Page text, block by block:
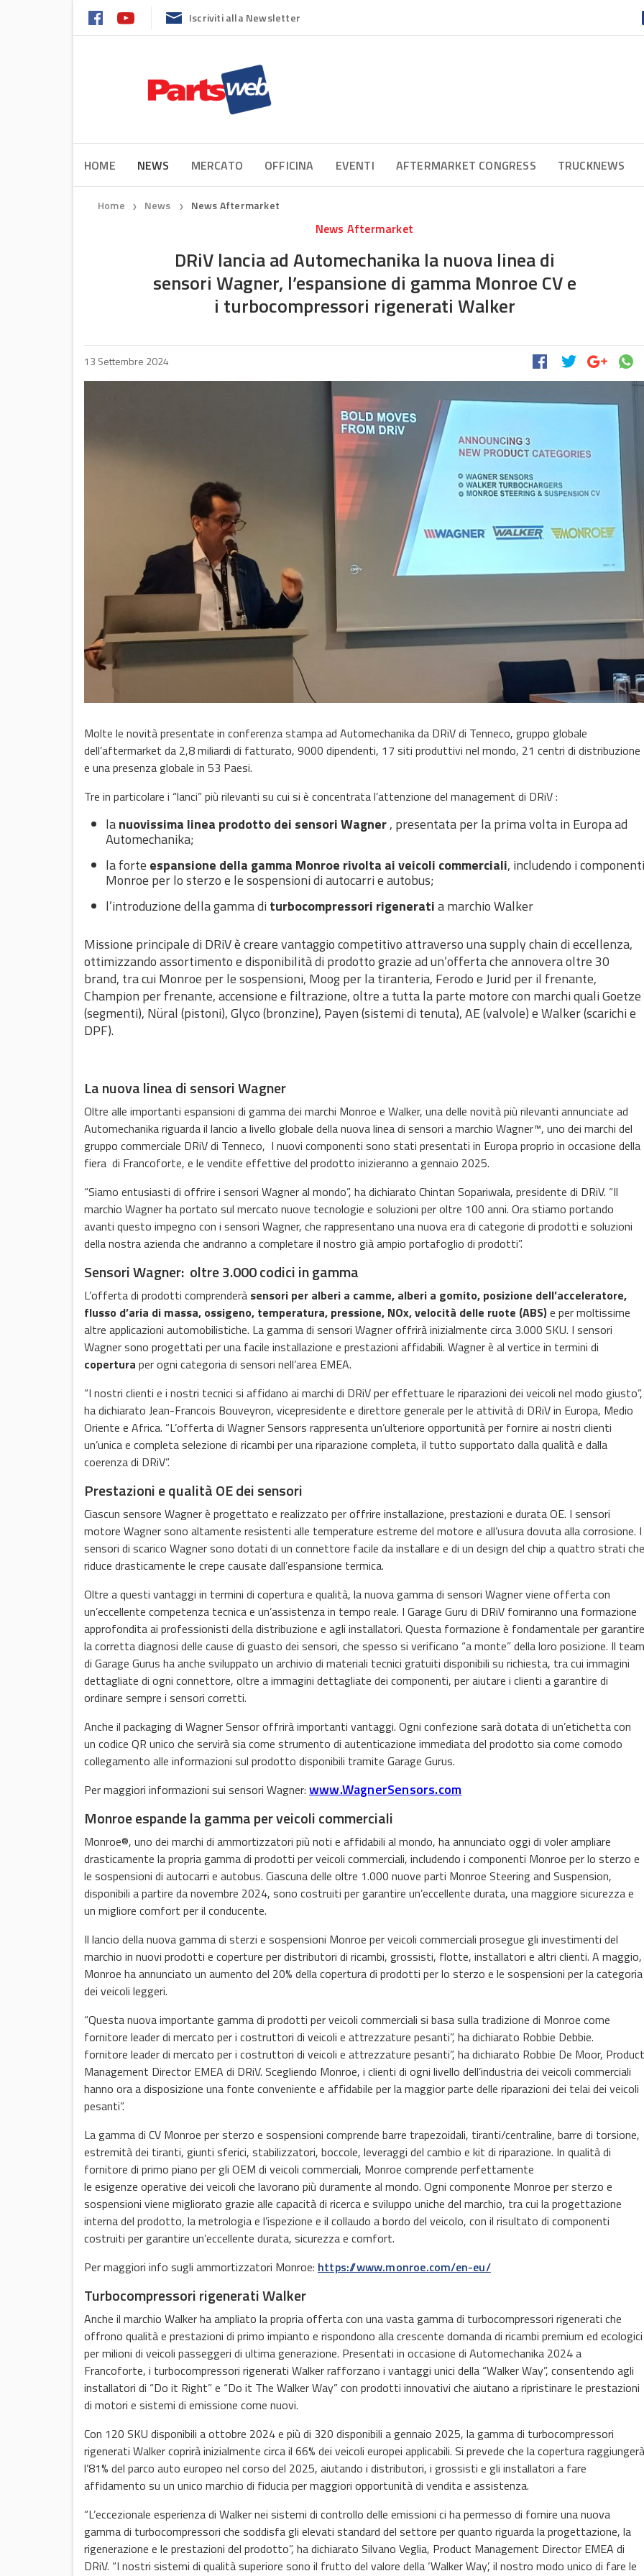
Iscriviti alla Newsletter
HOME NEWS MERCATO OFFICINA EVENTI AFTERMARKET CONGRESS TRUCKNEWS
Home ❯ News ❯ News Aftermarket
News Aftermarket
DRiV lancia ad Automechanika la nuova linea di
sensori Wagner, l’espansione di gamma Monroe CV e
i turbocompressori rigenerati Walker
13 Settembre 2024
Molte le novità presentate in conferenza stampa ad Automechanika da DRiV di Tenneco, gruppo globale
dell’aftermarket da 2,8 miliardi di fatturato, 9000 dipendenti, 17 siti produttivi nel mondo, 21 centri di distribuzione
e una presenza globale in 53 Paesi.
Tre in particolare i “lanci” più rilevanti su cui si è concentrata l’attenzione del management di DRiV :
lanuovissima linea prodotto dei sensori Wagner, presentata per la prima volta in Europa ad
Automechanika;
la forte espansione della gamma Monroe rivolta ai veicoli commerciali, includendo i componenti
Monroe per lo sterzo e le sospensioni di autocarri e autobus;
l’introduzione della gamma di turbocompressori rigeneratia marchio Walker
Missione principale di DRiV è creare vantaggio competitivo attraverso una supply chain dieccellenza,
ottimizzando assortimento e disponibilità di prodotto grazie ad un’offerta che annovera oltre 30
brand, tra cui Monroe per le sospensioni, Moog per la tiranteria, Ferodo e Jurid per il frenante,
Champion per frenante, accensione e filtrazione, oltre a tutta la parte motore con marchi quali Goetze
(segmenti), Nüral (pistoni), Glyco (bronzine), Payen (sistemi di tenuta), AE (valvole) e Walker (scarichi e
DPF).
La nuova linea di sensori Wagner
Oltre alle importanti espansioni di gamma dei marchi Monroe e Walker, una delle novità più rilevanti annunciate ad
Automechanika riguarda il lancio a livello globale della nuova linea di sensori a marchio Wagner™, uno dei marchi del
gruppo commerciale DRiV di Tenneco, I nuovi componenti sono stati presentati in Europa proprio in occasione della
fiera di Francoforte, e le vendite effettive del prodotto inizieranno a gennaio 2025.
“Siamo entusiasti di offrire i sensori Wagner al mondo”, ha dichiarato Chintan Sopariwala, presidente di DRiV. “Il
marchio Wagner ha portato sul mercato nuove tecnologie e soluzioni per oltre 100 anni. Ora stiamo portando
avanti questo impegno con i sensori Wagner, che rappresentano una nuova era di categorie di prodotti e soluzioni
della nostra azienda che andranno a completare il nostro già ampio portafoglio di prodotti”.
Sensori Wagner: oltre 3.000 codici in gamma
L’offerta di prodotti comprenderà sensori per alberi a camme, alberi a gomito, posizione dell’acceleratore,
flusso d’aria di massa, ossigeno, temperatura, pressione, NOx, velocità delle ruote (ABS)e per moltissime
altre applicazioni automobilistiche. La gamma di sensori Wagner offrirà inizialmente circa 3.000 SKU. I sensori
Wagner sono progettati per una facile installazione e prestazioni affidabili. Wagner è al vertice in termini di
copertura per ogni categoria di sensori nell’area EMEA.
“I nostri clienti e i nostri tecnici si affidano ai marchi di DRiV per effettuare le riparazioni dei veicoli nel modo giusto”,
ha dichiarato Jean-Francois Bouveyron, vicepresidente e direttore generale per le attività di DRiV in Europa, Medio
Oriente e Africa. “L’offerta di Wagner Sensors rappresenta un’ulteriore opportunità per fornire ai nostri clienti
un’unica e completa selezione di ricambi per una riparazione completa, il tutto supportato dalla qualità e dalla
coerenza di DRiV”.
Prestazioni e qualità OE dei sensori
Ciascun sensore Wagner è progettato e realizzato per offrire installazione, prestazioni e durata OE. I sensori
motore Wagner sono altamente resistenti alle temperature estreme del motore e all’usura dovuta alla corrosione. I
sensori di scarico Wagner sono dotati di un connettore facile da installare e di un design del chip a quattro strati che
riduce drasticamente le crepe causate dall’espansione termica.
Oltre a questi vantaggi in termini di copertura e qualità, la nuova gamma di sensori Wagner viene offerta con
un’eccellente competenza tecnica e un’assistenza in tempo reale. I Garage Guru di DRiV forniranno una formazione
approfondita ai professionisti della distribuzione e agli installatori. Questa formazione è fondamentale per garantire
la corretta diagnosi delle cause di guasto dei sensori, che spesso si verificano “a monte” della loro posizione. Il team
di Garage Gurus ha anche sviluppato un archivio di materiali tecnici gratuiti disponibili su richiesta, tra cui immagini
dettagliate di ogni connettore, oltre a immagini dettagliate dei componenti, per aiutare i clienti a garantire di
ordinare sempre i sensori corretti.
Anche il packaging di Wagner Sensor offrirà importanti vantaggi. Ogni confezione sarà dotata di un’etichetta con
un codice QR unico che servirà sia come strumento di autenticazione immediata del prodotto sia come comodo
collegamento alle informazioni sul prodotto disponibili tramite Garage Gurus.
Per maggiori informazioni sui sensori Wagner: www.WagnerSensors.com
Monroe espande la gamma per veicoli commerciali
Monroe®, uno dei marchi di ammortizzatori più noti e affidabili al mondo, ha annunciato oggi di voler ampliare
drasticamente la propria gamma di prodotti per veicoli commerciali, includendo i componenti Monroe per lo sterzo e
le sospensioni di autocarri e autobus. Ciascuna delle oltre 1.000 nuove parti Monroe Steering and Suspension,
disponibili a partire da novembre 2024, sono costruiti per garantire un’eccellente durata, una maggiore sicurezza e
un migliore comfort per il conducente.
Il lancio della nuova gamma di sterzi e sospensioni Monroe per veicoli commerciali prosegue gli investimenti del
marchio in nuovi prodotti e coperture per distributori di ricambi, grossisti, flotte, installatori e altri clienti. A maggio,
Monroe ha annunciato un aumento del 20% della copertura di prodotti per lo sterzo e le sospensioni per la categoria
dei veicoli leggeri.
“Questa nuova importante gamma di prodotti per veicoli commerciali si basa sulla tradizione di Monroe come
fornitore leader di mercato per i costruttori di veicoli e attrezzature pesanti”, ha dichiarato Robbie Debbie.
fornitore leader di mercato per i costruttori di veicoli e attrezzature pesanti”, ha dichiarato Robbie De Moor, Product
Management Director EMEA di DRiV. Scegliendo Monroe, i clienti di ogni livello dell’industria dei veicoli commerciali
hanno ora a disposizione una fonte conveniente e affidabile per la maggior parte delle riparazioni dei telai dei veicoli
pesanti”.
La gamma di CV Monroe per sterzo e sospensioni comprende barre trapezoidali, tiranti/centraline, barre di torsione,
estremità dei tiranti, giunti sferici, stabilizzatori, boccole, leveraggi del cambio e kit di riparazione. In qualità di
fornitore di primo piano per gli OEM di veicoli commerciali, Monroe comprende perfettamente
le esigenze operative dei veicoli che lavorano più duramente al mondo. Ogni componente Monroe per sterzo e
sospensioni viene migliorato grazie alle capacità di ricerca e sviluppo uniche del marchio, tra cui la progettazione
interna del prodotto, la metrologia e l’ispezione e il collaudo a bordo del veicolo, con il risultato di componenti
costruiti per garantire un’eccellente durata, sicurezza e comfort.
Per maggiori info sugli ammortizzatori Monroe: https://www.monroe.com/en-eu/
Turbocompressori rigenerati Walker
Anche il marchio Walker ha ampliato la propria offerta con una vasta gamma di turbocompressori rigenerati che
offrono qualità e prestazioni di primo impianto e rispondono alla crescente domanda di ricambi premium ed ecologici
per milioni di veicoli passeggeri di ultima generazione. Presentati in occasione di Automechanika 2024 a
Francoforte, i turbocompressori rigenerati Walker rafforzano i vantaggi unici della “Walker Way”, consentendo agli
installatori di “Do it Right” e “Do it The Walker Way” con prodotti innovativi che aiutano a ripristinare le prestazioni
di motori e sistemi di emissione come nuovi.
Con 120 SKU disponibili a ottobre 2024 e più di 320 disponibili a gennaio 2025, la gamma di turbocompressori
rigenerati Walker coprirà inizialmente circa il 66% dei veicoli europei applicabili. Si prevede che la copertura raggiungerà
l’81% del parco auto europeo nel corso del 2025, aiutando i distributori, i grossisti e gli installatori a fare
affidamento su un unico marchio di fiducia per maggiori opportunità di vendita e assistenza.
“L’eccezionale esperienza di Walker nei sistemi di controllo delle emissioni ci ha permesso di fornire una nuova
gamma di turbocompressori che soddisfa gli elevati standard del settore per quanto riguarda la progettazione, la
rigenerazione e le prestazioni del prodotto”, ha dichiarato Silvano Veglia, Product Management Director EMEA di
DRiV. “I nostri sistemi di qualità superiore sono il frutto del valore della ‘Walker Way’, il nostro modo unico di fare le